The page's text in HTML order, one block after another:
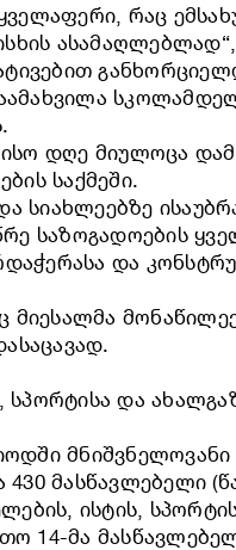
რაც
დღე მიულოცა
საქმეში.
საზოგადოების
და
და
მნიშვნელოვანი
მასწავლებელი
ისტის,
14-მა